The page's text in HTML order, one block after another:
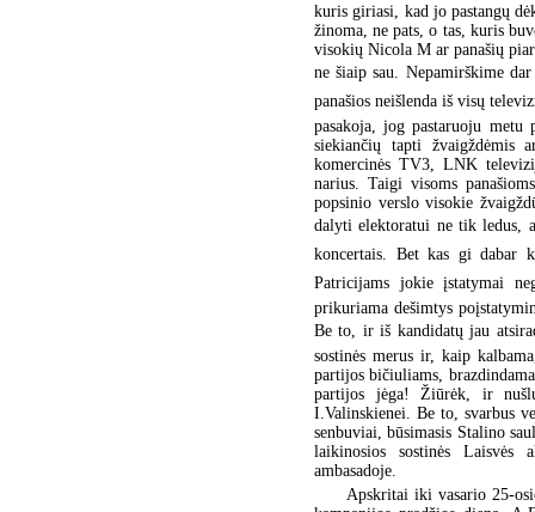
kuris giriasi, kad jo pastangų
žinoma, ne pats, o tas, kuris
visokių Nicola M ar panašių
ne šiaip sau. Nepamirškime
panašios neišlenda iš visų
pasakoja, jog pastaruoju
siekiančių tapti
komercinės TV3, LNK
narius. Taigi visoms
popsinio verslo visokie
dalyti elektoratui ne tik ledus,
koncertais. Bet kas gi dabar
Patricijams jokie
prikuriama dešimtys
Be to, ir iš kandidatų jau
sostinės merus ir, kaip
partijos bičiuliams,
partijos jėga! Žiūrėk, ir
I.Valinskienei. Be to, svarbus
senbuviai, būsimasis Stalino
laikinosios sostinės Laisvės
ambasadoje.
Apskritai iki vasario 25-